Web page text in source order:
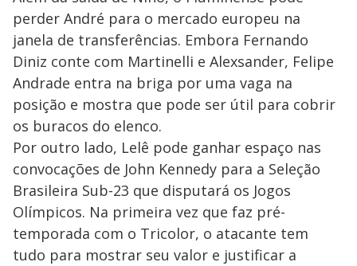
perder André para o mercado europeu na
janela de transferências. Embora Fernando
Diniz conte com Martinelli e Alexsander, Felipe
Andrade entra na briga por uma vaga na
posição e mostra que pode ser útil para cobrir
os buracos do elenco.
Por outro lado, Lelê pode ganhar espaço nas
convocações de John Kennedy para a Seleção
Brasileira Sub-23 que disputará os Jogos
Olímpicos. Na primeira vez que faz pré-
temporada com o Tricolor, o atacante tem
tudo para mostrar seu valor e justificar a